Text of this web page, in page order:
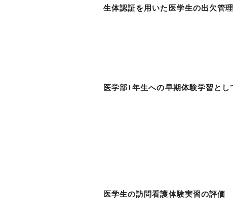
生体認証を用いた医学生の出欠管理
中木 敏夫・松
古井
医学部1年生への早期体験学習とし
堤 明人・
髙屋敷明由美
中山 凱夫・
医学生の訪問看護体験実習の評価